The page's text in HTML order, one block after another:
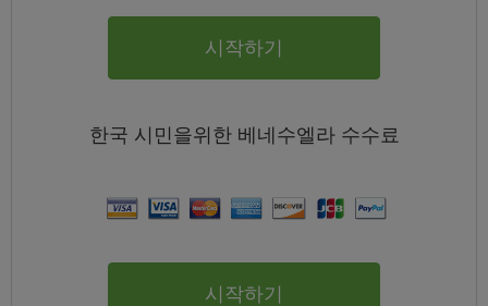
시작하기
한국 시민을위한 베네수엘라 수수료
시작하기